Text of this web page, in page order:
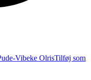
Tilføj som